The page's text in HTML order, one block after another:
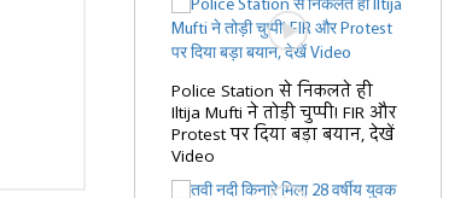
Police Station से निकलते ही
Iltija Mufti ने तोड़ी चुप्पी! FIR और
Protest पर दिया बड़ा बयान, देखें
Video